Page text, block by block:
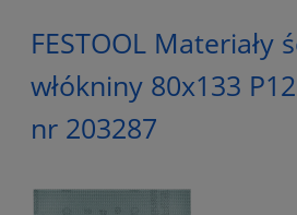
FESTOOL Materiały
włókniny 80x133
nr 203287